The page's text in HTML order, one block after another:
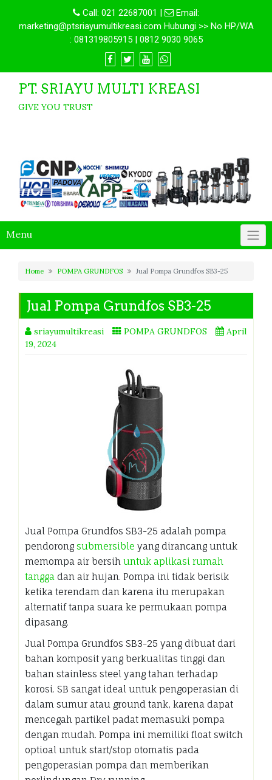
Call: 021 22687001 |
Email:
marketing@ptsriayumultikreasi.com Hubungi >> No HP/WA
: 081319805915 | 0812 9030 9065
PT. SRIAYU MULTI KREASI
GIVE YOU TRUST
Menu
Home POMPA GRUNDFOS Jual Pompa Grundfos SB3-25
Jual Pompa Grundfos SB3-25
sriayumultikreasi POMPA GRUNDFOS
April
19, 2024
Jual Pompa Grundfos SB3-25 adalah pompa
pendorong submersible yang dirancang untuk
memompa air bersih untuk aplikasi rumah
tangga dan air hujan. Pompa ini tidak berisik
ketika terendam dan karena itu merupakan
alternatif tanpa suara ke permukaan pompa
dipasang.
Jual Pompa Grundfos SB3-25 yang dibuat dari
bahan komposit yang berkualitas tinggi dan
bahan stainless steel yang tahan terhadap
korosi. SB sangat ideal untuk pengoperasian di
dalam sumur atau ground tank, karena dapat
mencegah partikel padat memasuki pompa
dengan mudah. Pompa ini memiliki float switch
optioal untuk start/stop otomatis pada
pengoperasian pompa dan memberikan